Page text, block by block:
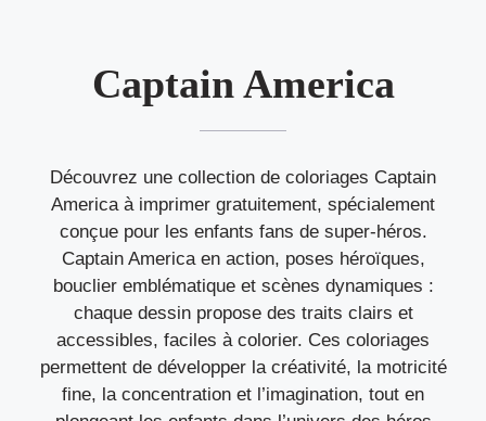
Captain America
Découvrez une collection de coloriages Captain
America à imprimer gratuitement, spécialement
conçue pour les enfants fans de super-héros.
Captain America en action, poses héroïques,
bouclier emblématique et scènes dynamiques :
chaque dessin propose des traits clairs et
accessibles, faciles à colorier. Ces coloriages
permettent de développer la créativité, la motricité
fine, la concentration et l’imagination, tout en